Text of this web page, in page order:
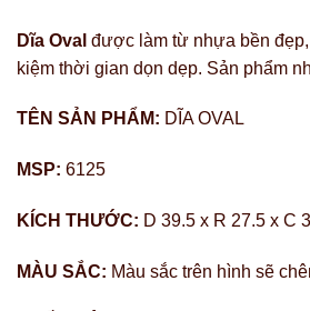
Dĩa Oval được làm từ nhựa bền đẹp,
kiệm thời gian dọn dẹp. Sản phẩm
TÊN SẢN PHẨM: DĨA OVAL
MSP: 6125
KÍCH THƯỚC: D 39.5 x R 27.5 x C
MÀU SẮC: Màu sắc trên hình sẽ